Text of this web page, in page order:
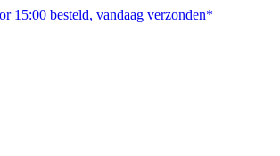
15:00 besteld, vandaag verzonden*